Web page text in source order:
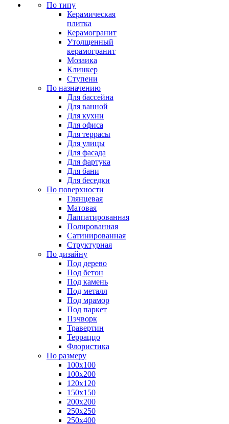
По типу
Керамическая
плитка
Керамогранит
Утолщенный
керамогранит
Мозаика
Клинкер
Ступени
По назначению
Для бассейна
Для ванной
Для кухни
Для офиса
Для террасы
Для улицы
Для фасада
Для фартука
Для бани
Для беседки
По поверхности
Глянцевая
Матовая
Лаппатированная
Полированная
Сатинированная
Структурная
По дизайну
Под дерево
Под бетон
Под камень
Под металл
Под мрамор
Под паркет
Пэчворк
Травертин
Терраццо
Флористика
По размеру
100х100
100х200
120х120
150х150
200х200
250х250
250х400